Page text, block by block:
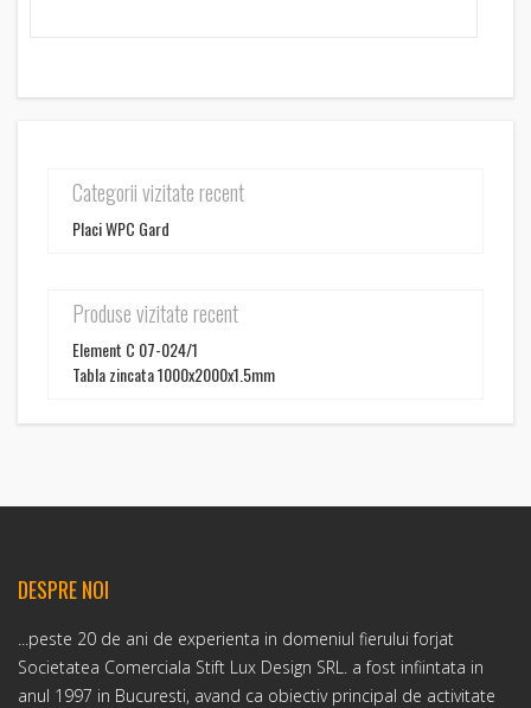
Categorii vizitate recent
Placi WPC Gard
Produse vizitate recent
Element C 07-024/1
Tabla zincata 1000x2000x1.5mm
DESPRE NOI
...peste 20 de ani de experienta in domeniul fierului forjat
Societatea Comerciala Stift Lux Design SRL. a fost infiintata in
anul 1997 in Bucuresti, avand ca obiectiv principal de activitate